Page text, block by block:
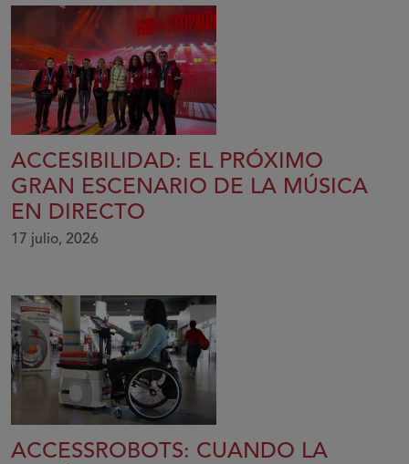
ACCESIBILIDAD: EL PRÓXIMO
GRAN ESCENARIO DE LA MÚSICA
EN DIRECTO
17 julio, 2026
ACCESSROBOTS: CUANDO LA